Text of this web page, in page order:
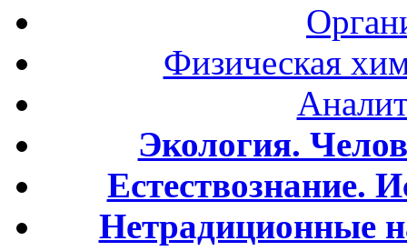
Физическая
Экология.
Естествознание.
Нетрадиционные